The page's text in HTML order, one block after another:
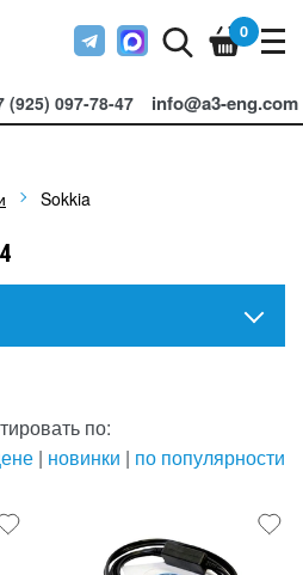
(925) 097-78-47 info@a3-eng.com
0
Sokkia
по:
| новинки | по популярности